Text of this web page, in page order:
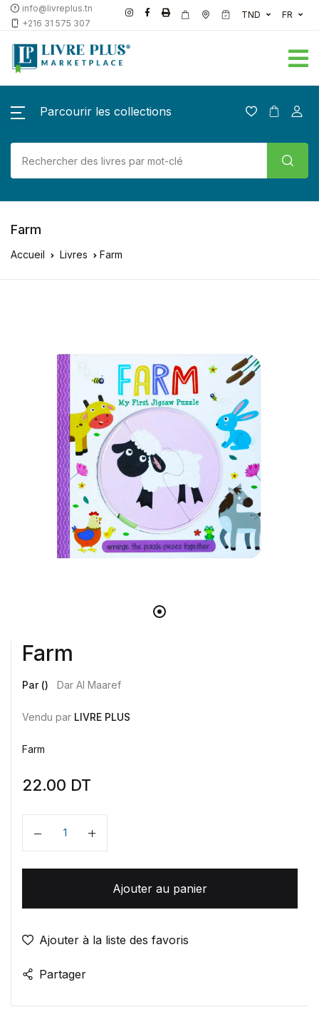
info@livreplus.tn
+216 31 575 307
TND FR
Parcourir les collections
Farm
Accueil Livres Farm
Farm
Par () Dar Al Maaref
Vendu par LIVRE PLUS
Farm
22.00 DT
Quantité
Ajouter au panier
Ajouter à la liste des favoris
Partager